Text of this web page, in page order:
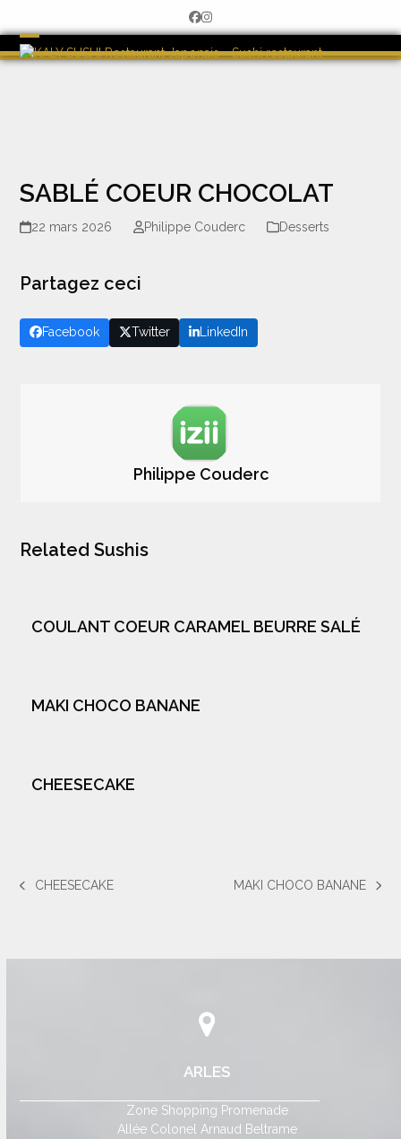
to
content
Facebook
Instagram
Open
Close
SABLÉ COEUR CHOCOLAT
22 mars 2026 Philippe Couderc Desserts
Partagez ceci
Facebook Twitter LinkedIn
Philippe Couderc
Related Sushis
COULANT COEUR CARAMEL BEURRE SALÉ
MAKI CHOCO BANANE
CHEESECAKE
previous
CHEESECAKE
next
MAKI CHOCO BANANE
ARLES
Zone Shopping Promenade
Allée Colonel Arnaud Beltrame